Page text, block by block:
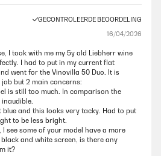
GECONTROLEERDE BEOORDELING
16/04/2026
I took with me my 5y old Liebherr wine
I had to put in my current flat
went for the Vinovilla 50 Duo. It is
but 2 main concerns:
is still too much. In comparison the
blue and this looks very tacky. Had to put
to be less bright.
see some of your model have a more
and white screen, is there any
it?